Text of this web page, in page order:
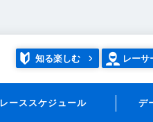
知る楽しむ レーサ
レーススケジュール デ